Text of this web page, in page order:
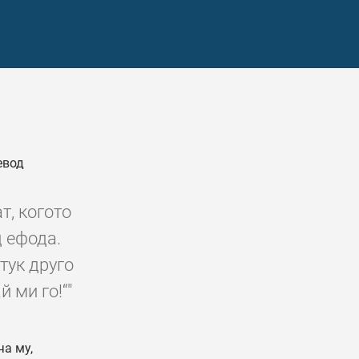
когото
ефода.
друго
ми го!“"
му,